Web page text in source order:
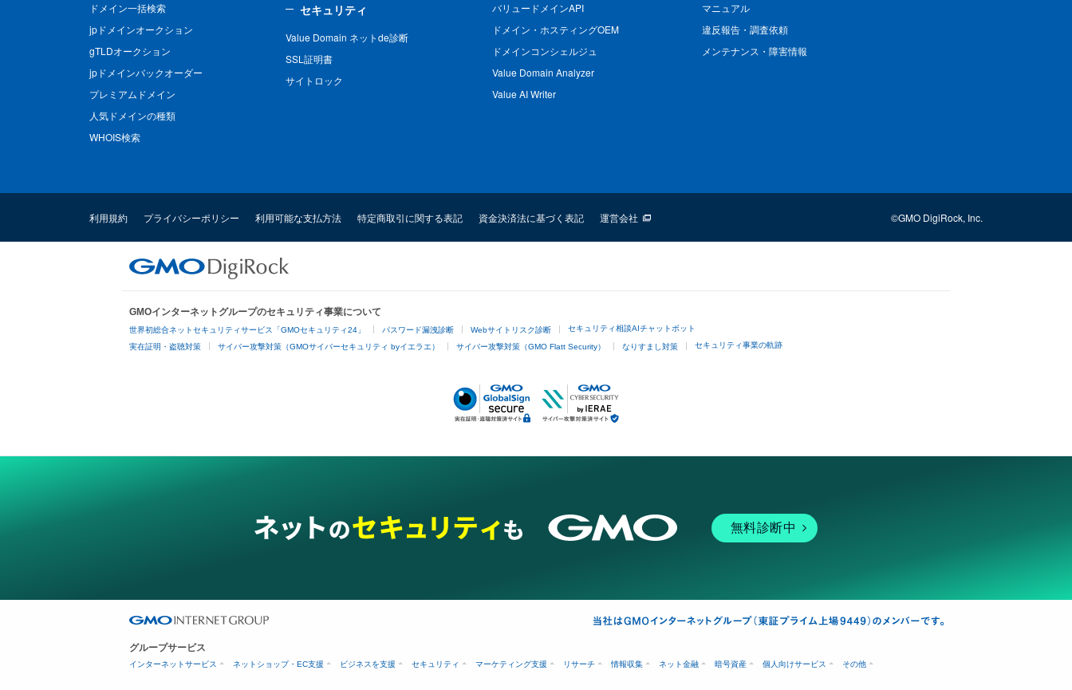
ドメイン一括検索
jpドメインオークション
gTLDオークション
jpドメインバックオーダー
プレミアムドメイン
人気ドメインの種類
WHOIS検索
セキュリティ
Value Domain ネットde診断
SSL証明書
サイトロック
バリュードメインAPI
ドメイン・ホスティングOEM
ドメインコンシェルジュ
Value Domain Analyzer
Value AI Writer
マニュアル
違反報告・調査依頼
メンテナンス・障害情報
利用規約 プライバシーポリシー 利用可能な支払方法 特定商取引に関する表記 資金決済法に基づく表記 運営会社 ©GMO DigiRock, Inc.
GMOインターネットグループのセキュリティ事業について
世界初総合ネットセキュリティサービス「GMOセキュリティ24」 パスワード漏洩診断 Webサイトリスク診断 セキュリティ相談AIチャットボット
実在証明・盗聴対策 サイバー攻撃対策（GMOサイバーセキュリティ byイエラエ） サイバー攻撃対策（GMO Flatt Security） なりすまし対策 セキュリティ事業の軌跡
無料診断中
グループサービス
インターネットサービス ネットショップ・EC支援 ビジネスを支援 セキュリティ マーケティング支援 リサーチ 情報収集 ネット金融 暗号資産 個人向けサービス その他